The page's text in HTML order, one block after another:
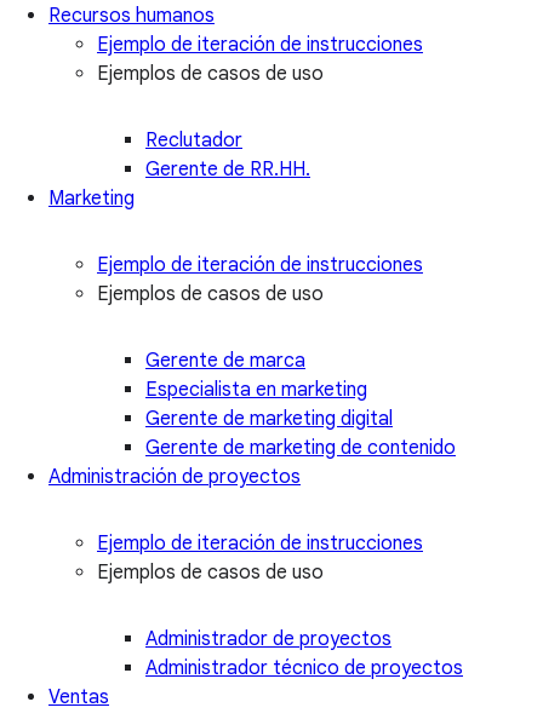
Recursos humanos
Ejemplo de iteración de instrucciones
Ejemplos de casos de uso
Reclutador
Gerente de RR.HH.
Marketing
Ejemplo de iteración de instrucciones
Ejemplos de casos de uso
Gerente de marca
Especialista en marketing
Gerente de marketing digital
Gerente de marketing de contenido
Administración de proyectos
Ejemplo de iteración de instrucciones
Ejemplos de casos de uso
Administrador de proyectos
Administrador técnico de proyectos
Ventas